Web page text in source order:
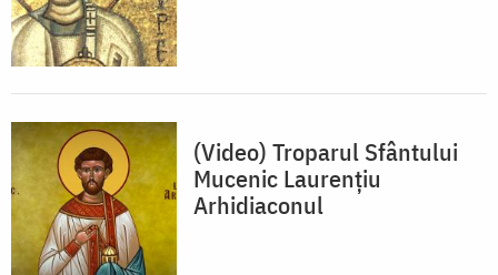
(Video) Troparul Sfântului
Mucenic Laurențiu
Arhidiaconul